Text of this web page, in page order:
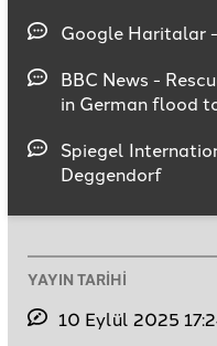
Google Haritalar
BBC News -
in German flood
Spiegel
Deggendorf
YAYIN TARİHİ
10 Eylül 2025